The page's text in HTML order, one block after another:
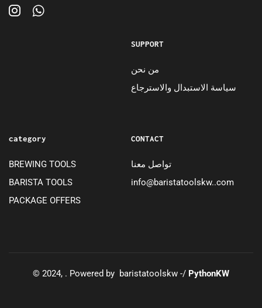
SUPPORT
من نحن
سياسة الاستبدال والاسترجاع
category
BREWING TOOLS
BARISTA TOOLS
PACKAGE OFFERS
CONTACT
تواصل معنا
info@baristatoolskw..com
© 2024, . Powered by baristatoolskw -/ PythonKW